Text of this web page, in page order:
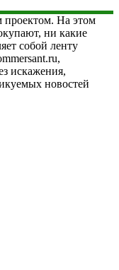
проектом. На этом
ни какие
собой ленту
искажения,
новостей